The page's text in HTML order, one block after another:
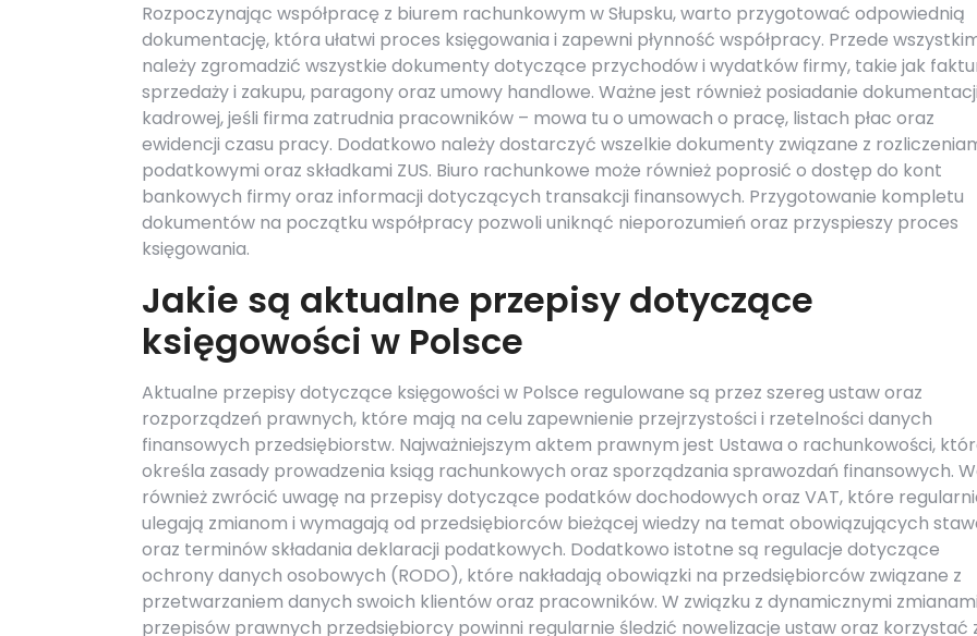
Rozpoczynając współpracę z biurem rachunkowym w Słupsku, warto przygotować odpowiednią
dokumentację, która ułatwi proces księgowania i zapewni płynność współpracy. Przede
należy zgromadzić wszystkie dokumenty dotyczące przychodów i wydatków firmy, takie jak
sprzedaży i zakupu, paragony oraz umowy handlowe. Ważne jest również posiadanie dokumentacji
kadrowej, jeśli firma zatrudnia pracowników – mowa tu o umowach o pracę, listach płac oraz
ewidencji czasu pracy. Dodatkowo należy dostarczyć wszelkie dokumenty związane z
podatkowymi oraz składkami ZUS. Biuro rachunkowe może również poprosić o dostęp do kont
bankowych firmy oraz informacji dotyczących transakcji finansowych. Przygotowanie kompletu
dokumentów na początku współpracy pozwoli uniknąć nieporozumień oraz przyspieszy proces
księgowania.
Jakie są aktualne przepisy dotyczące
księgowości w Polsce
Aktualne przepisy dotyczące księgowości w Polsce regulowane są przez szereg ustaw oraz
rozporządzeń prawnych, które mają na celu zapewnienie przejrzystości i rzetelności danych
finansowych przedsiębiorstw. Najważniejszym aktem prawnym jest Ustawa o rachunkowości,
określa zasady prowadzenia ksiąg rachunkowych oraz sporządzania sprawozdań finansowych.
również zwrócić uwagę na przepisy dotyczące podatków dochodowych oraz VAT, które
ulegają zmianom i wymagają od przedsiębiorców bieżącej wiedzy na temat obowiązujących
oraz terminów składania deklaracji podatkowych. Dodatkowo istotne są regulacje dotyczące
ochrony danych osobowych (RODO), które nakładają obowiązki na przedsiębiorców związane z
przetwarzaniem danych swoich klientów oraz pracowników. W związku z dynamicznymi zmianami
przepisów prawnych przedsiębiorcy powinni regularnie śledzić nowelizacje ustaw oraz korzystać